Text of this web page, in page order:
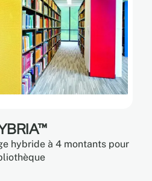
hybride à 4 montants pour